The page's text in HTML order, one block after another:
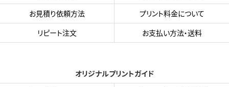
お見積り依頼方法
プリント料金について
リピート注文
お支払い方法・送料
オリジナルプリントガイド